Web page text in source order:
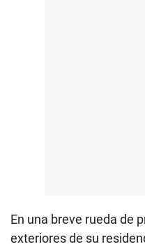
En una breve rueda de
exteriores de su